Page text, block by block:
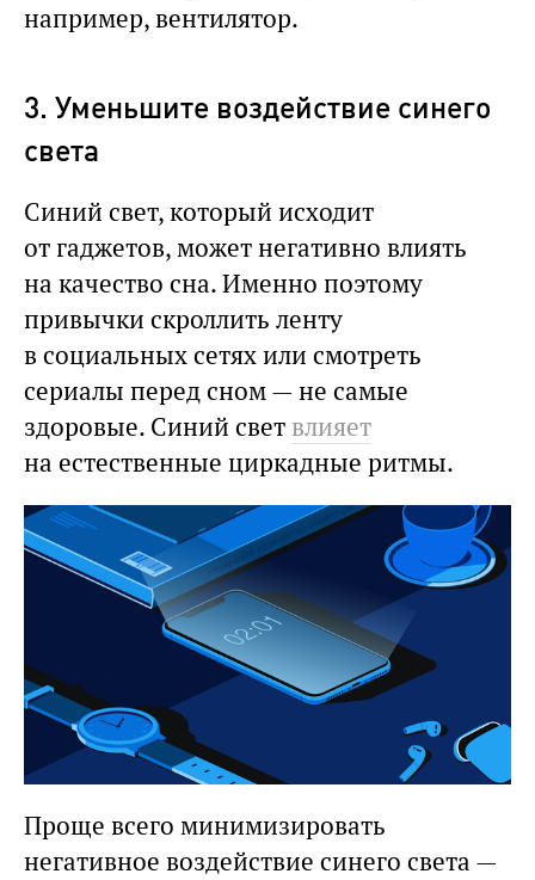
например, вентилятор.
3. Уменьшите воздействие синего
света
Синий свет, который исходит
от гаджетов, может негативно влиять
на качество сна. Именно поэтому
привычки скроллить ленту
в социальных сетях или смотреть
сериалы перед сном — не самые
здоровые. Синий свет влияет
на естественные циркадные ритмы.
Проще всего минимизировать
негативное воздействие синего света —